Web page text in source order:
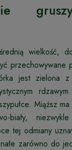
wielkość,
przechowywane
jest zielona z
Miąższ
biały,
tej odmiany
zarówno do